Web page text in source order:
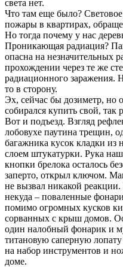
света нет.
Что там еще было?
пожары в квартирах,
Но тогда почему у нас
Проникающая радиация?
опасна на незначительных
прохождении через те же
радиационного заражения.
то в сторону.
Эх, сейчас бы дозиметр, но
собирался купить свой, так
Вот и подъезд. Взгляд
лобовухе паутина трещин,
багажника кусок кладки из
слоем штукатурки. Рука
кнопки брелока осталось
заперто, открыл ключом.
не вызвал никакой
некуда – поваленные
помимо огромных кусков
сорванных с крыш домов.
один налобный фонарик и
титановую саперную
на набор инструментов и
доме.